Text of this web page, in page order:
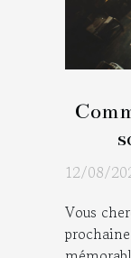
12/08/
Vous